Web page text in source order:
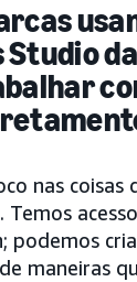
nas coisas
podemos
maneiras